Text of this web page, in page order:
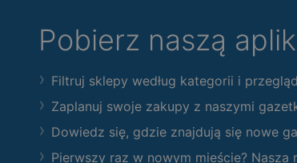
Pobierz naszą
Filtruj sklepy według kategorii i
Zaplanuj swoje zakupy z naszymi
Dowiedz się, gdzie znajdują się nowe
Pierwszy raz w nowym mieście?